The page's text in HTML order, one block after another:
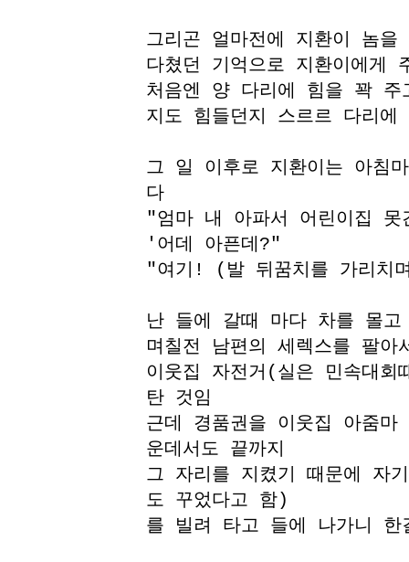
그리곤 얼마전에 지환이 놈
다쳤던 기억으로 지환이에게
처음엔 양 다리에 힘을 꽉 주
지도 힘들던지 스르르 다리에
그 일 이후로 지환이는 아침
다
"엄마 내 아파서 어린이집 못
'어데 아픈데?"
"여기! (발 뒤꿈치를 가리치
난 들에 갈때 마다 차를 몰고
며칠전 남편의 세렉스를 팔
이웃집 자전거(실은 민속대
탄 것임
근데 경품권을 이웃집 아줌
운데서도 끝까지
그 자리를 지켰기 때문에 자
도 꾸었다고 함)
를 빌려 타고 들에 나가니 한